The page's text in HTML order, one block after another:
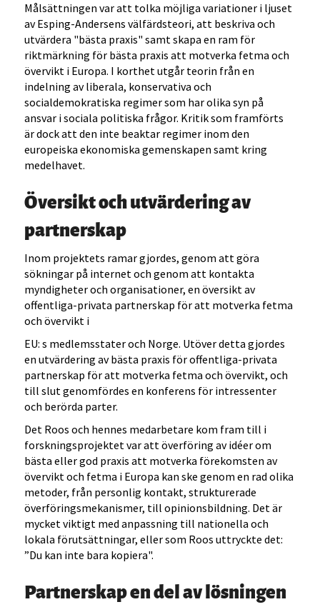
Målsättningen var att tolka möjliga variationer i ljuset
av Esping-Andersens välfärdsteori, att beskriva och
utvärdera "bästa praxis" samt skapa en ram för
riktmärkning för bästa praxis att motverka fetma och
övervikt i Europa. I korthet utgår teorin från en
indelning av liberala, konservativa och
socialdemokratiska regimer som har olika syn på
ansvar i sociala politiska frågor. Kritik som framförts
är dock att den inte beaktar regimer inom den
europeiska ekonomiska gemenskapen samt kring
medelhavet.
Översikt och utvärdering av
partnerskap
Inom projektets ramar gjordes, genom att göra
sökningar på internet och genom att kontakta
myndigheter och organisationer, en översikt av
offentliga-privata partnerskap för att motverka fetma
och övervikt i
EU: s medlemsstater och Norge. Utöver detta gjordes
en utvärdering av bästa praxis för offentliga-privata
partnerskap för att motverka fetma och övervikt, och
till slut genomfördes en konferens för intressenter
och berörda parter.
Det Roos och hennes medarbetare kom fram till i
forskningsprojektet var att överföring av idéer om
bästa eller god praxis att motverka förekomsten av
övervikt och fetma i Europa kan ske genom en rad olika
metoder, från personlig kontakt, strukturerade
överföringsmekanismer, till opinionsbildning. Det är
mycket viktigt med anpassning till nationella och
lokala förutsättningar, eller som Roos uttryckte det:
”Du kan inte bara kopiera".
Partnerskap en del av lösningen